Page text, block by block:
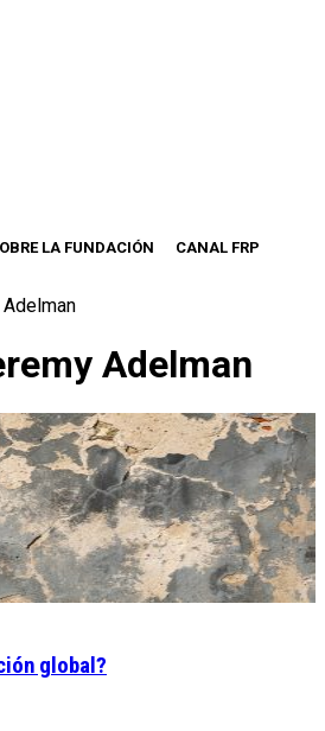
LA FUNDACIÓN CANAL FRP
Adelman
global?